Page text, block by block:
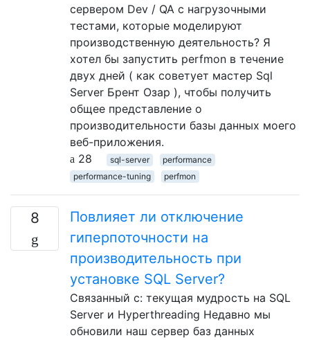
сервером Dev / QA с нагрузочными
тестами, которые моделируют
производственную деятельность? Я
хотел бы запустить perfmon в течение
двух дней ( как советует мастер Sql
Server Брент Озар ), чтобы получить
общее представление о
производительности базы данных моего
веб-приложения.
28
sql-server
performance
performance-tuning
perfmon
8
Повлияет ли отключение
гиперпоточности на
производительность при
установке SQL Server?
Связанный с: текущая мудрость на SQL
Server и Hyperthreading Недавно мы
обновили наш сервер баз данных